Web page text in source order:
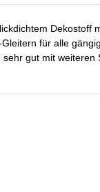
Dekostoff
für alle
gut mit weiteren